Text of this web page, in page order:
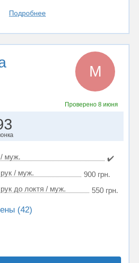
Подробнее
М
Проверено8 июня
муж.
✔️
/ муж.
900 грн.
до локтя / муж.
550 грн.
(42)